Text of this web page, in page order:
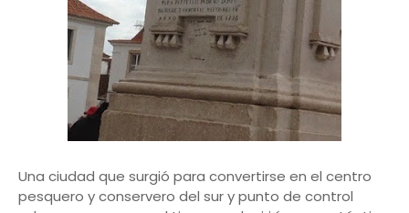
Una ciudad que surgió para convertirse en el centro
pesquero y conservero del sur y punto de control